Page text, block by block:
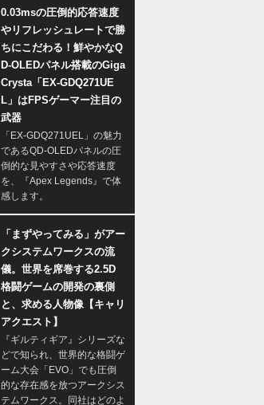
0.03msの圧倒的応答速度
やリフレッシュレートで勝
ちにこだわる！鮮やかなQ
D-OLEDパネル搭載のGiga
Crysta「EX-GDQ271UE
L」はFPSゲーマー注目の
武器
「EX-GDQ271UEL」の魅力
であるQD-OLEDパネルの圧
倒的な見やすさや応答速度
を、『Apex Legends』で体
感します。
「まずやってみる」がアー
クシステムワークスの流
儀。世界を席巻する2.5D
格闘ゲームの開発の裏側
と、求める人物像【キャリ
アクエスト】
『ギルティギア』シリーズな
どで知られ、世界的な格闘ゲ
ーム大会「EVO」でも圧倒
的な存在感を放つアークシス
テムワークス。同社はどのよ